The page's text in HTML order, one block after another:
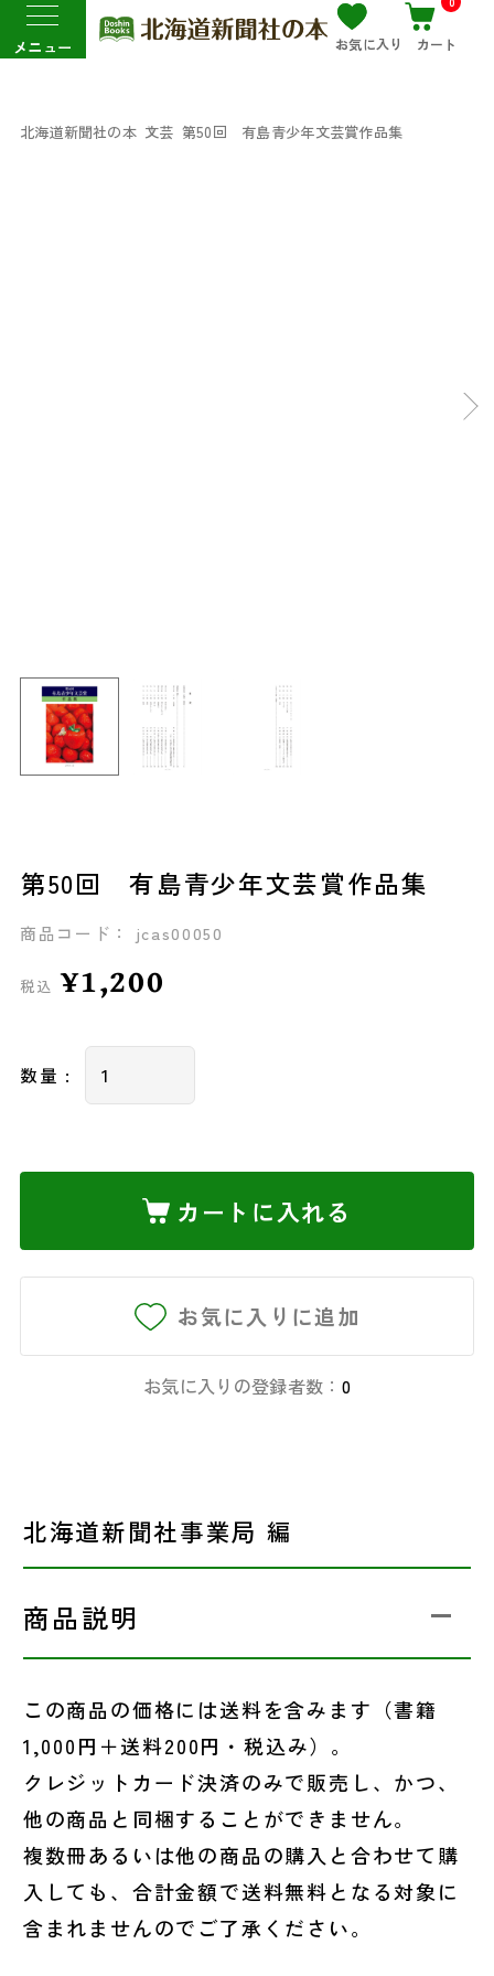
メニュー お気に入り カート
北海道新聞社の本 文芸 第50回 有島青少年文芸賞作品集
第50回 有島青少年文芸賞作品集
商品コード： jcas00050
税込 ¥1,200
数量 :
カートに入れる
お気に入りに追加
お気に入りの登録者数： 0
北海道新聞社事業局 編
商品説明
この商品の価格には送料を含みます（書籍
1,000円＋送料200円・税込み）。
クレジットカード決済のみで販売し、かつ、
他の商品と同梱することができません。
複数冊あるいは他の商品の購入と合わせて購
入しても、合計金額で送料無料となる対象に
含まれませんのでご了承ください。